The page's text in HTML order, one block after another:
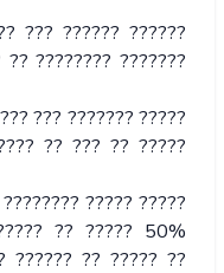
??? ?????? ??????
???????? ???????
??? ??????? ?????
?? ??? ?? ?????
????? ?????
?? ????? 50%
?????? ?? ????? ??